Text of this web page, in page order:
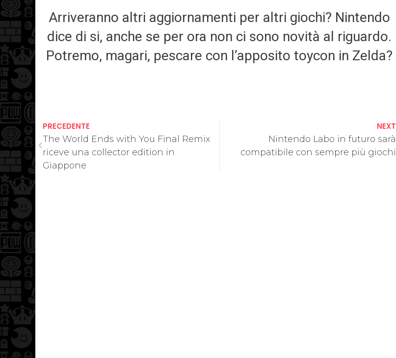
Arriveranno altri aggiornamenti per altri giochi? Nintendo
dice di si, anche se per ora non ci sono novità al riguardo.
Potremo, magari, pescare con l’apposito toycon in Zelda?
PRECEDENTE
The World Ends with You Final Remix
riceve una collector edition in
Giappone
NEXT
Nintendo Labo in futuro sarà
compatibile con sempre più giochi